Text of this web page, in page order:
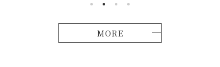
MORE